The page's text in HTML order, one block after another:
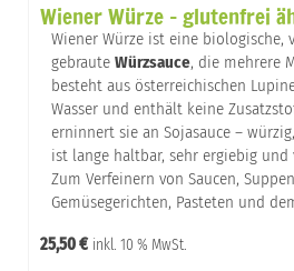
Österreich
Menge
Wiener Würze – glutenfrei
Wiener Würze ist eine
gebraute Würzsauce, die mehrere
besteht aus österreichischen
Wasser und enthält keine
erninnert sie an Sojasauce –
ist lange haltbar, sehr ergiebig
Zum Verfeinern von Saucen,
Gemüsegerichten, Pasteten und
25,50€ inkl. 10 % MwSt.